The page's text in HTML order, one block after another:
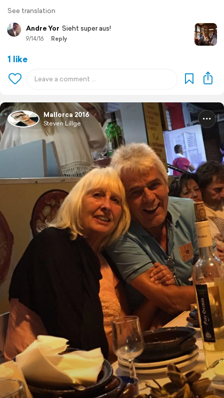
See translation
Andre Yor Sieht super aus!
9/14/16 Reply
1 like
Mallorca 2016
Steven Lillge